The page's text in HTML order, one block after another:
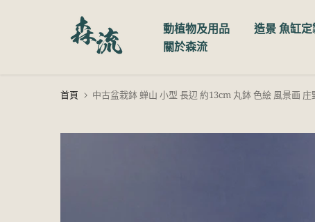
動植物及用品 造景 魚缸定
關於森流
首頁 中古盆栽鉢 蝉山 小型 長辺 約13cm 丸鉢 色絵 風景画